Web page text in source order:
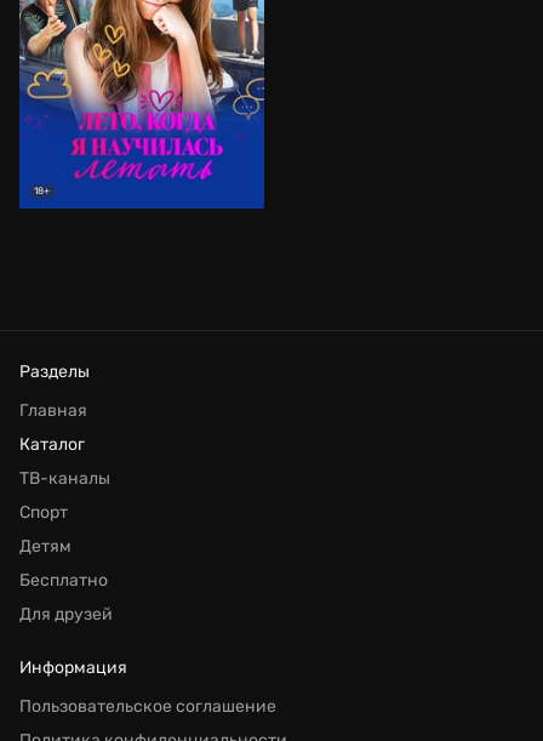
18+
Разделы
Главная
Каталог
ТВ-каналы
Спорт
Детям
Бесплатно
Для друзей
Информация
Пользовательское соглашение